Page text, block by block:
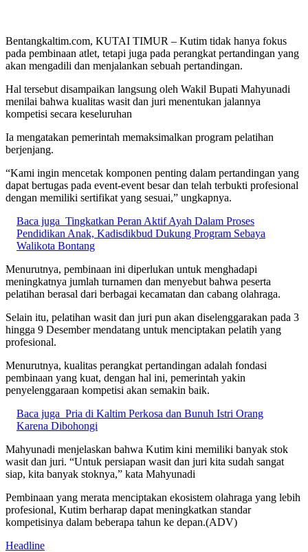
Bentangkaltim.com, KUTAI TIMUR – Kutim tidak hanya fokus
pada pembinaan atlet, tetapi juga pada perangkat pertandingan yang
akan mengadili dan menjalankan sebuah pertandingan.
Hal tersebut disampaikan langsung oleh Wakil Bupati Mahyunadi
menilai bahwa kualitas wasit dan juri menentukan jalannya
kompetisi secara keseluruhan
Ia mengatakan pemerintah memaksimalkan program pelatihan
berjenjang.
“Kami ingin mencetak komponen penting dalam pertandingan yang
dapat bertugas pada event-event besar dan telah terbukti profesional
dengan memiliki sertifikat yang sesuai,” ungkapnya.
Baca juga Tingkatkan Peran Aktif Ayah Dalam Proses
Pendidikan Anak, Kadisdikbud Dukung Program Sebaya
Walikota Bontang
Menurutnya, pembinaan ini diperlukan untuk menghadapi
meningkatnya jumlah turnamen dan menyebut bahwa peserta
pelatihan berasal dari berbagai kecamatan dan cabang olahraga.
Selain itu, pelatihan wasit dan juri pun akan diselenggarakan pada 3
hingga 9 Desember mendatang untuk menciptakan pelatih yang
profesional.
Menurutnya, kualitas perangkat pertandingan adalah fondasi
pembinaan yang kuat, dengan hal ini, pemerintah yakin
penyelenggaraan kompetisi akan semakin baik.
Baca juga Pria di Kaltim Perkosa dan Bunuh Istri Orang
Karena Dibohongi
Mahyunadi menjelaskan bahwa Kutim kini memiliki banyak stok
wasit dan juri. “Untuk persiapan wasit dan juri kita sudah sangat
siap, kita banyak stoknya,” kata Mahyunadi
Pembinaan yang merata menciptakan ekosistem olahraga yang lebih
profesional, Kutim berharap dapat meningkatkan standar
kompetisinya dalam beberapa tahun ke depan.(ADV)
Headline